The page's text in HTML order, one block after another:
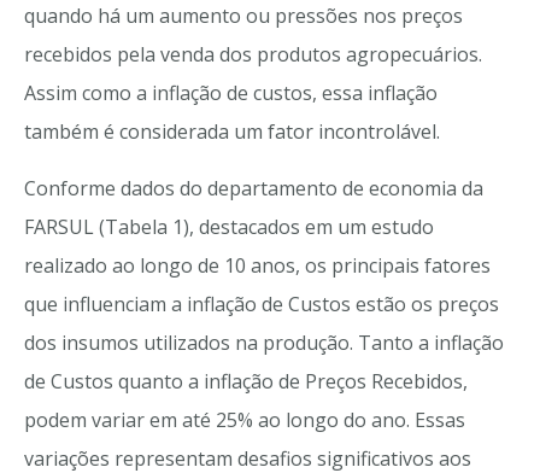
quando há um aumento ou pressões nos preços
recebidos pela venda dos produtos agropecuários.
Assim como a inflação de custos, essa inflação
também é considerada um fator incontrolável.
Conforme dados do departamento de economia da
FARSUL (Tabela 1), destacados em um estudo
realizado ao longo de 10 anos, os principais fatores
que influenciam a inflação de Custos estão os preços
dos insumos utilizados na produção. Tanto a inflação
de Custos quanto a inflação de Preços Recebidos,
podem variar em até 25% ao longo do ano. Essas
variações representam desafios significativos aos